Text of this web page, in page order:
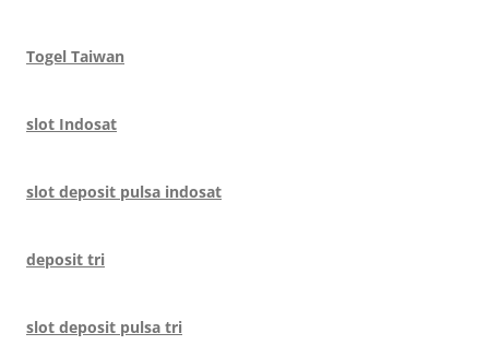
Togel Taiwan
slot Indosat
slot deposit pulsa indosat
deposit tri
slot deposit pulsa tri